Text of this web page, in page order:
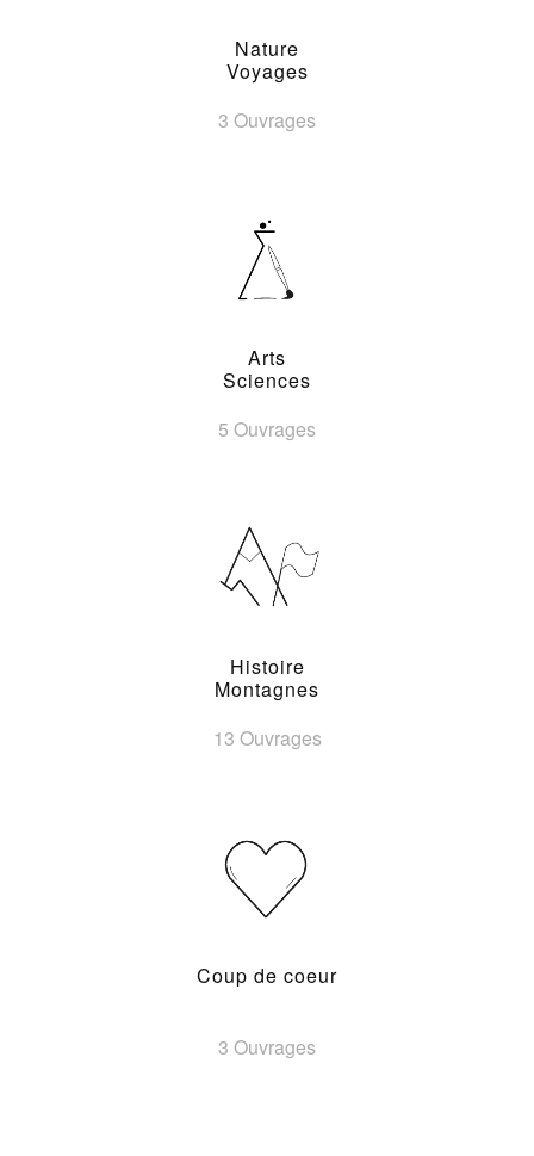
Nature
Voyages
3 Ouvrages
Arts
Sciences
5 Ouvrages
Histoire
Montagnes
13 Ouvrages
Coup de coeur
3 Ouvrages